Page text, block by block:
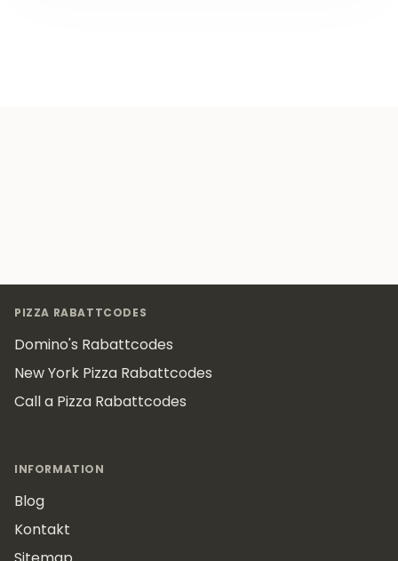
PIZZA RABATTCODES
Domino's Rabattcodes
New York Pizza Rabattcodes
Call a Pizza Rabattcodes
INFORMATION
Blog
Kontakt